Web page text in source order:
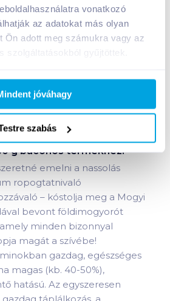
vonatkozó
az adatokat más olyan
Ön adott meg számukra vagy az
jóváhagy
szabás
1 karton = 30 db
karton a kosárba
Mogyi Crasssh! földimogyoró
g baconostermékhez:
emelni a nassolás
ropogtatnivaló
– kóstolja meg a Mogyi
bevont földimogyorót
minden bizonnyal
magát a szívébe!
gazdag, egészséges
magas (kb. 40-50%),
hatású. Az egyszeresen